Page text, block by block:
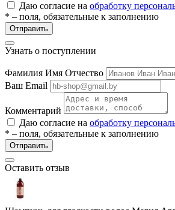
Даю согласие на обработку
* – поля, обязательные к заполнению
Отправить
Узнать о поступлении
Фамилия Имя Отчество
Ваш Email
Комментарий
Даю согласие на обработку
* – поля, обязательные к заполнению
Отправить
Оставить отзыв